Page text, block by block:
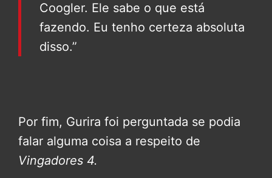
Coogler. Ele sabe o que está
fazendo. Eu tenho certeza absoluta
disso.”
Por fim, Gurira foi perguntada se podia
falar alguma coisa a respeito de
Vingadores 4.